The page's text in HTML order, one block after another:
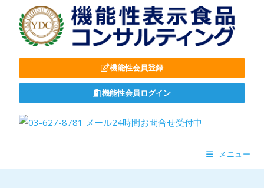
機能性会員登録
機能性会員ログイン
メニュー